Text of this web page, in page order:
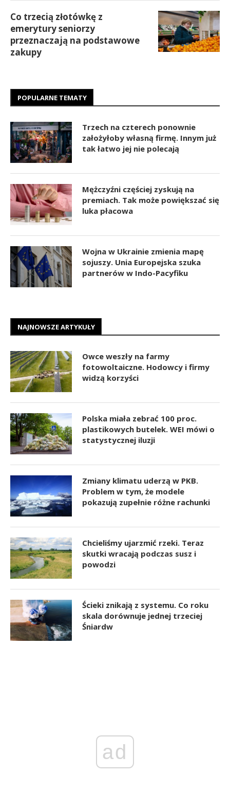
Co trzecią złotówkę z
emerytury seniorzy
przeznaczają na podstawowe
zakupy
POPULARNE TEMATY
Trzech na czterech ponownie
założyłoby własną firmę. Innym już
tak łatwo jej nie polecają
Mężczyźni częściej zyskują na
premiach. Tak może powiększać się
luka płacowa
Wojna w Ukrainie zmienia mapę
sojuszy. Unia Europejska szuka
partnerów w Indo-Pacyfiku
NAJNOWSZE ARTYKUŁY
Owce weszły na farmy
fotowoltaiczne. Hodowcy i firmy
widzą korzyści
Polska miała zebrać 100 proc.
plastikowych butelek. WEI mówi o
statystycznej iluzji
Zmiany klimatu uderzą w PKB.
Problem w tym, że modele
pokazują zupełnie różne rachunki
Chcieliśmy ujarzmić rzeki. Teraz
skutki wracają podczas susz i
powodzi
Ścieki znikają z systemu. Co roku
skala dorównuje jednej trzeciej
Śniardw
ad